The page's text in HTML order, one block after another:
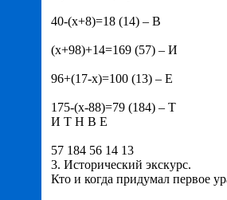
40-(х+8)=18 (14) – В
(х+98)+14=169 (57) – И
96+(17-х)=100 (13) – Е
175-(х-88)=79 (184) – Т
И Т Н В Е
57 184 56 14 13
3. Исторический экскурс.
Кто и когда придумал первое